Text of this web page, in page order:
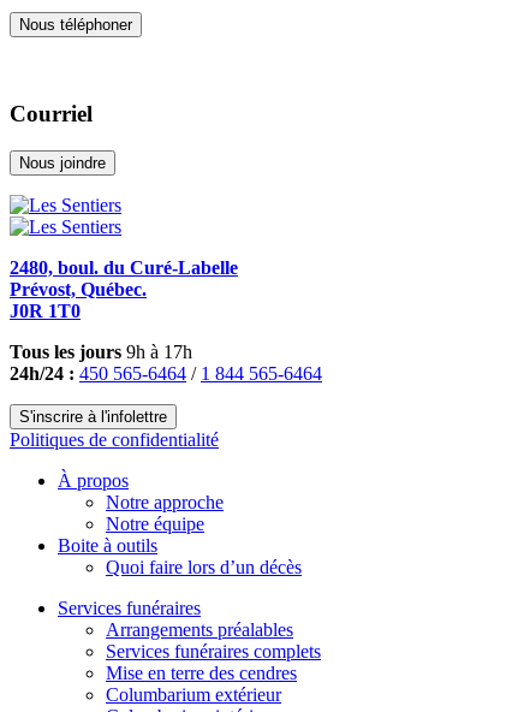
Nous téléphoner
Courriel
Nous joindre
2480, boul. du Curé-Labelle
Prévost, Québec.
J0R 1T0
Tous les jours 9h à 17h
24h/24 : 450 565-6464 / 1 844 565-6464
S'inscrire à l'infolettre
Politiques de confidentialité
À propos
Notre approche
Notre équipe
Boite à outils
Quoi faire lors d’un décès
Services funéraires
Arrangements préalables
Services funéraires complets
Mise en terre des cendres
Columbarium extérieur